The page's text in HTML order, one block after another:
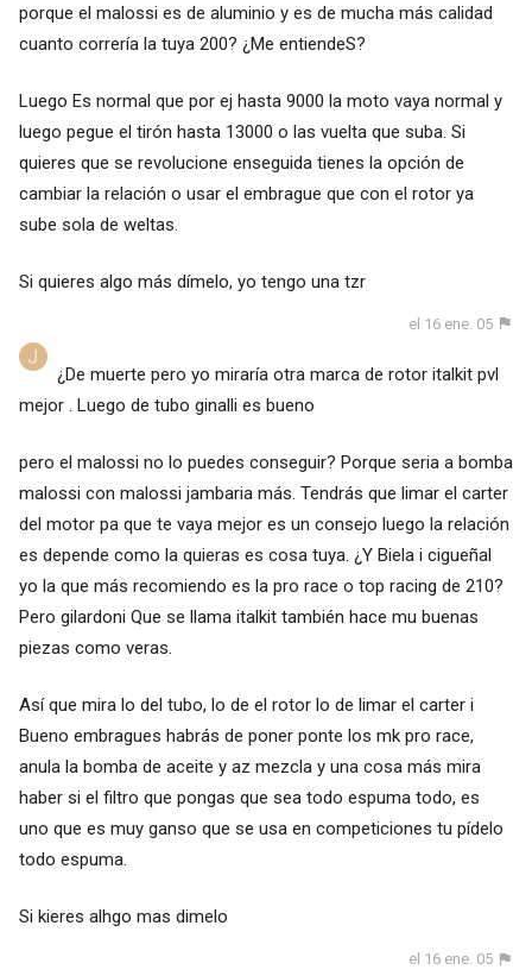
porque el malossi es de aluminio y es de mucha más calidad
cuanto correría la tuya 200? ¿Me entiendeS?
Luego Es normal que por ej hasta 9000 la moto vaya normal y
luego pegue el tirón hasta 13000 o las vuelta que suba. Si
quieres que se revolucione enseguida tienes la opción de
cambiar la relación o usar el embrague que con el rotor ya
sube sola de weltas.
Si quieres algo más dímelo, yo tengo una tzr
el 16 ene. 05
¿De muerte pero yo miraría otra marca de rotor italkit pvl
mejor . Luego de tubo ginalli es bueno
pero el malossi no lo puedes conseguir? Porque seria a bomba
malossi con malossi jambaria más. Tendrás que limar el carter
del motor pa que te vaya mejor es un consejo luego la relación
es depende como la quieras es cosa tuya. ¿Y Biela i cigueñal
yo la que más recomiendo es la pro race o top racing de 210?
Pero gilardoni Que se llama italkit también hace mu buenas
piezas como veras.
Así que mira lo del tubo, lo de el rotor lo de limar el carter i
Bueno embragues habrás de poner ponte los mk pro race,
anula la bomba de aceite y az mezcla y una cosa más mira
haber si el filtro que pongas que sea todo espuma todo, es
uno que es muy ganso que se usa en competiciones tu pídelo
todo espuma.
Si kieres alhgo mas dimelo
el 16 ene. 05